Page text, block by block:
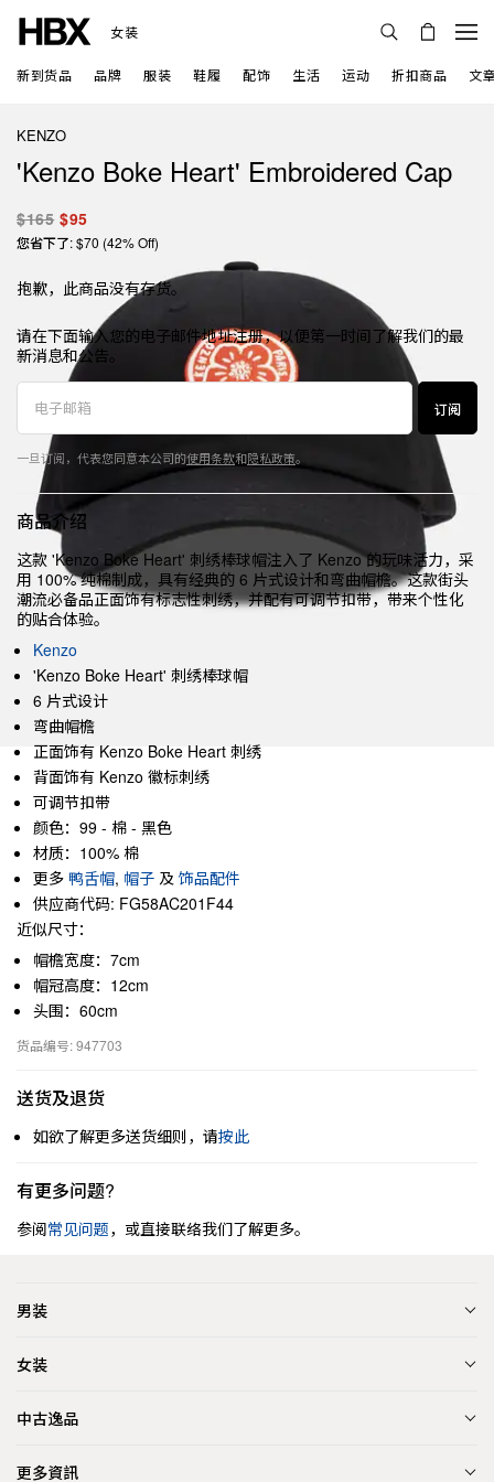
女装
新到货品 品牌 服装 鞋履 配饰 生活 运动 折扣商品 文
KENZO
'Kenzo Boke Heart' Embroidered Cap
$165 $95
您省下了: $70 (42% Off)
抱歉，此商品没有存货。
请在下面输入您的电子邮件地址注册，以便第一时间了解我们的最
新消息和公告。
订阅
一旦订阅，代表您同意本公司的使用条款和隐私政策。
商品介绍
这款 'Kenzo Boke Heart' 刺绣棒球帽注入了 Kenzo 的玩味活力，采
用 100% 纯棉制成，具有经典的 6 片式设计和弯曲帽檐。这款街头
潮流必备品正面饰有标志性刺绣，并配有可调节扣带，带来个性化
的贴合体验。
Kenzo
'Kenzo Boke Heart' 刺绣棒球帽
6 片式设计
弯曲帽檐
正面饰有 Kenzo Boke Heart 刺绣
背面饰有 Kenzo 徽标刺绣
可调节扣带
颜色：99 - 棉 - 黑色
材质：100% 棉
更多 鸭舌帽, 帽子 及 饰品配件
供应商代码: FG58AC201F44
近似尺寸：
帽檐宽度：7cm
帽冠高度：12cm
头围：60cm
货品编号: 947703
送货及退货
如欲了解更多送货细则，请按此
有更多问题?
参阅常见问题，或直接联络我们了解更多。
男装
女装
中古逸品
更多資訊